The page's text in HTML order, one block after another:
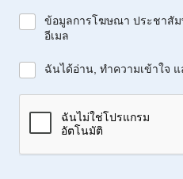
ข้อมูลการโฆษณา ประชาสัม
อีเมล
ฉันได้อ่าน, ทำความเข้าใจ